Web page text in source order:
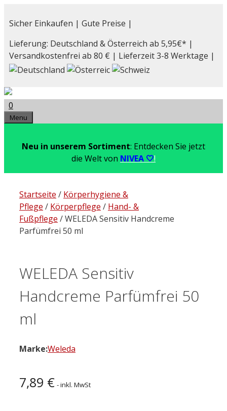
Inhalt
Sicher Einkaufen | Gute Preise |
Lieferung: Deutschland & Österreich ab 5,95€* |
Versandkostenfrei ab 80 € | Lieferzeit 3-8 Werktage |
0
Menu
Neu in unserem Sortiment: Entdecken Sie jetzt
die Welt von NIVEA 🤍!
Startseite / Körperhygiene &
Pflege / Körperpflege / Hand- &
Fußpflege / WELEDA Sensitiv Handcreme
Parfümfrei 50 ml
WELEDA Sensitiv
Handcreme Parfümfrei 50
ml
Marke:Weleda
7,89 € - inkl. MwSt